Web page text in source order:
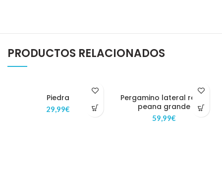
PRODUCTOS RELACIONADOS
Piedra
29,99€
Pergamino lateral recto
peana grande
59,99€